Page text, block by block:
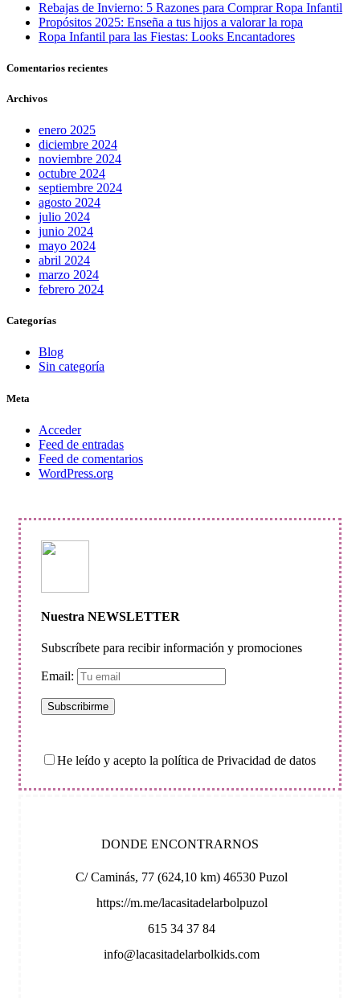
Rebajas de Invierno: 5 Razones para Comprar Ropa Infantil
Propósitos 2025: Enseña a tus hijos a valorar la ropa
Ropa Infantil para las Fiestas: Looks Encantadores
Comentarios recientes
Archivos
enero 2025
diciembre 2024
noviembre 2024
octubre 2024
septiembre 2024
agosto 2024
julio 2024
junio 2024
mayo 2024
abril 2024
marzo 2024
febrero 2024
Categorías
Blog
Sin categoría
Meta
Acceder
Feed de entradas
Feed de comentarios
WordPress.org
Nuestra NEWSLETTER
Subscríbete para recibir información y promociones
Email:
He leído y acepto la política de Privacidad de datos
DONDE ENCONTRARNOS
C/ Caminás, 77 (624,10 km) 46530 Puzol
https://m.me/lacasitadelarbolpuzol
615 34 37 84
info@lacasitadelarbolkids.com